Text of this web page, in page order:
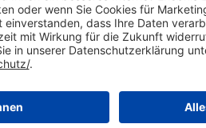
Feuerschäden. Händler und
Eventualitäten
darauf aufbauende
unternehmensspezifischen
regelmäßig bestehende
mit aktuellen